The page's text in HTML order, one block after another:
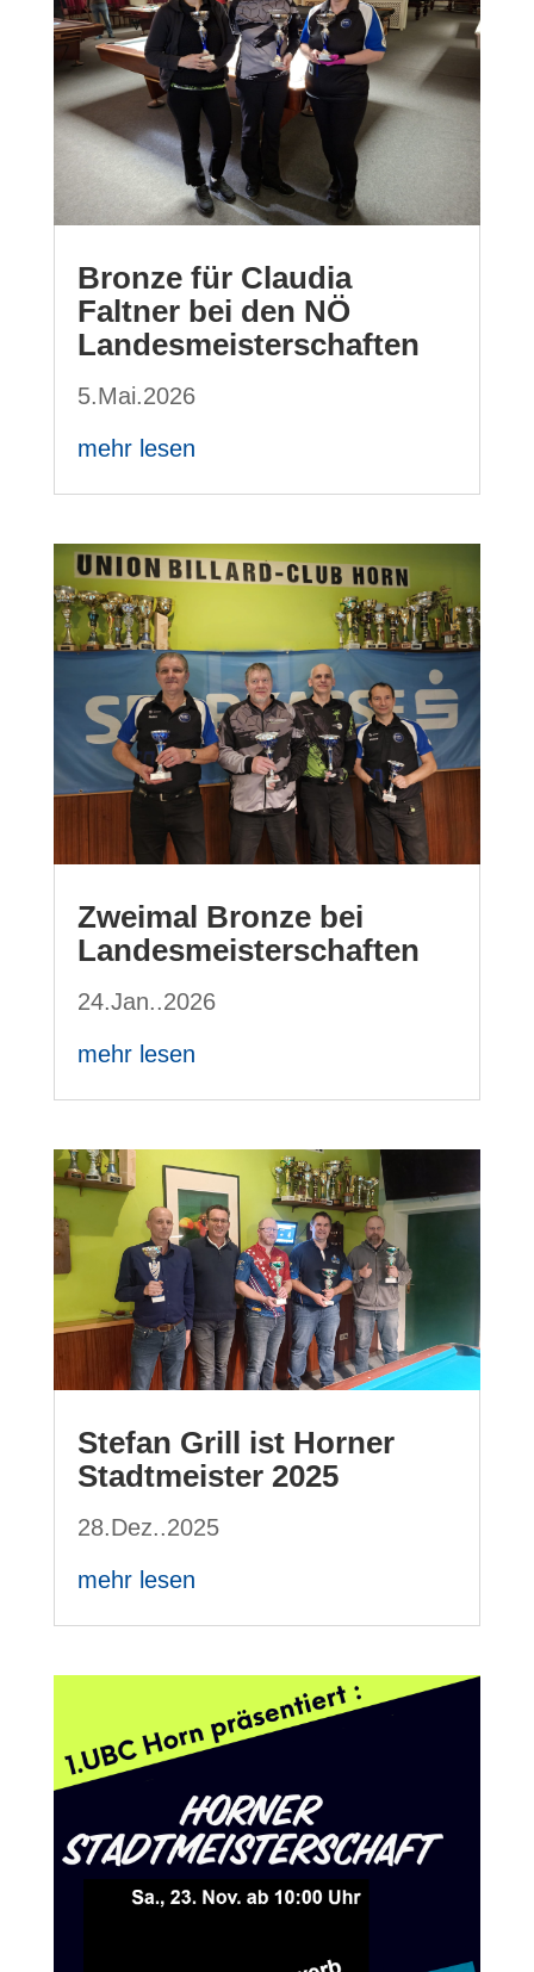
Bronze für Claudia
Faltner bei den NÖ
Landesmeisterschaften
5.Mai.2026
mehr lesen
Zweimal Bronze bei
Landesmeisterschaften
24.Jan..2026
mehr lesen
Stefan Grill ist Horner
Stadtmeister 2025
28.Dez..2025
mehr lesen